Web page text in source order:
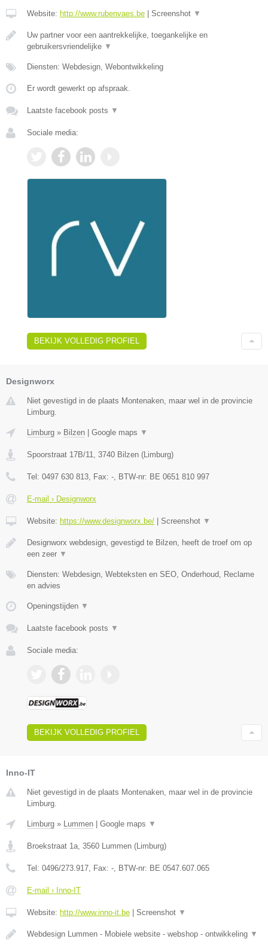
Website: http://www.rubenvaes.be Screenshot ▼
Uw partner voor een aantrekkelijke, toegankelijke en
gebruikersvriendelijke ▼
Diensten: Webdesign, Webontwikkeling
Er wordt gewerkt op afspraak.
Laatste facebook posts ▼
Sociale media:
BEKIJK VOLLEDIG PROFIEL
Designworx
Niet gevestigd in de plaats Montenaken, maar wel in de provincie
Limburg.
Limburg » Bilzen Google maps ▼
Spoorstraat 17B/11, 3740 Bilzen (Limburg)
Tel: 0497 630 813, Fax: -, BTW-nr: BE 0651 810 997
E-mail › Designworx
Website: https://www.designworx.be/ Screenshot ▼
Designworx webdesign, gevestigd te Bilzen, heeft de troef om op
een zeer ▼
Diensten: Webdesign, Webteksten en SEO, Onderhoud, Reclame
en advies
Openingstijden ▼
Laatste facebook posts ▼
Sociale media:
BEKIJK VOLLEDIG PROFIEL
Inno-IT
Niet gevestigd in de plaats Montenaken, maar wel in de provincie
Limburg.
Limburg » Lummen Google maps ▼
Broekstraat 1a, 3560 Lummen (Limburg)
Tel: 0496/273.917, Fax: -, BTW-nr: BE 0547.607.065
E-mail › Inno-IT
Website: http://www.inno-it.be Screenshot ▼
Webdesign Lummen - Mobiele website - webshop - ontwikkeling ▼